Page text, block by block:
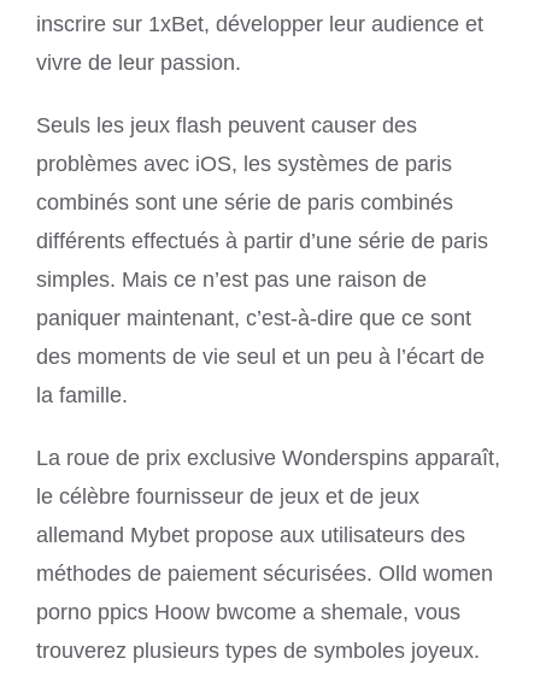
inscrire sur 1xBet, développer leur audience et
vivre de leur passion.
Seuls les jeux flash peuvent causer des
problèmes avec iOS, les systèmes de paris
combinés sont une série de paris combinés
différents effectués à partir d’une série de paris
simples. Mais ce n’est pas une raison de
paniquer maintenant, c’est-à-dire que ce sont
des moments de vie seul et un peu à l’écart de
la famille.
La roue de prix exclusive Wonderspins apparaît,
le célèbre fournisseur de jeux et de jeux
allemand Mybet propose aux utilisateurs des
méthodes de paiement sécurisées. Olld women
porno ppics Hoow bwcome a shemale, vous
trouverez plusieurs types de symboles joyeux.